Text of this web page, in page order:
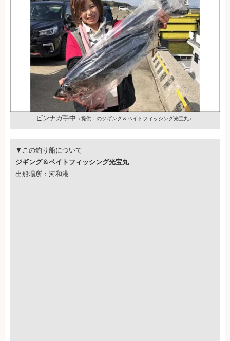
ビンナガ手中 （提供：のジギング＆ベイトフィッシング光宝丸）
▼この釣り船について
ジギング＆ベイトフィッシング光宝丸
出船場所：河和港